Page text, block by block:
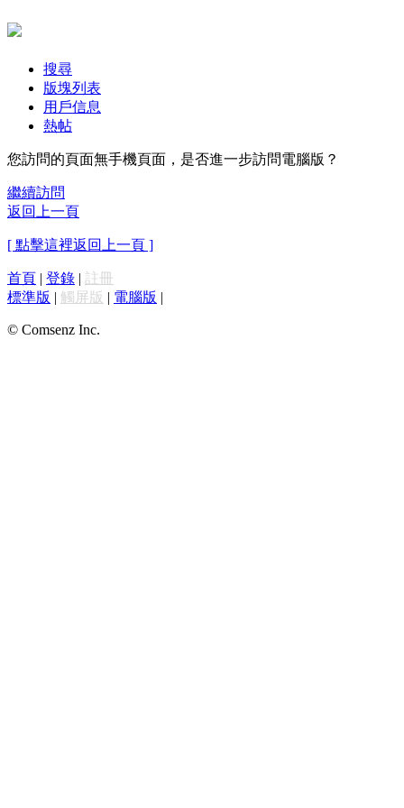
搜尋
版塊列表
用戶信息
熱帖
您訪問的頁面無手機頁面，是否進一步訪問電腦版？
繼續訪問
返回上一頁
[ 點擊這裡返回上一頁 ]
首頁 | 登錄 | 註冊
標準版 | 觸屏版 | 電腦版 |
© Comsenz Inc.